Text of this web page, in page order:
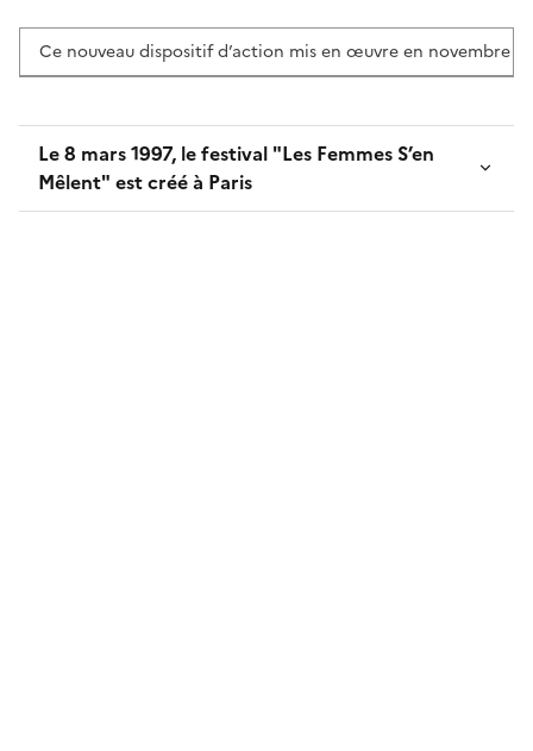
Ce nouveau dispositif d’action mis en œuvreen novembre
Le 8 mars 1997, le festival "Les Femmes S’en
Mêlent" est créé à Paris